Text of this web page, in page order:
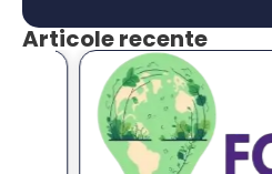
Articole recente